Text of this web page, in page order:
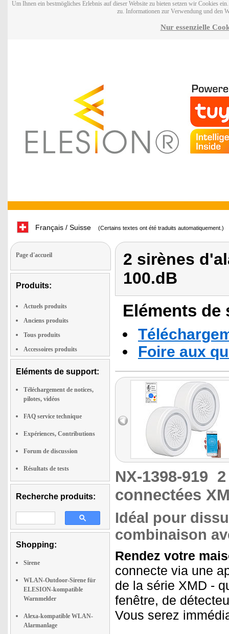
Um Ihnen ein bestmögliches Erlebnis auf dieser Website zu bieten setzen wir Cookies
zu. Informationen zur Verwendung und den
Nur essenzielle
Français / Suisse (Certains textes ont été traduits automatiquement.)
Page d'accueil
Produits:
Actuels produits
Anciens produits
Tous produits
Accessoires produits
Eléments de support:
Téléchargement de notices,
pilotes, vidéos
FAQ service technique
Expériences, Contributions
Forum de discussion
Résultats de tests
Recherche produits:
Shopping:
Sirene
WLAN-Outdoor-Sirene für
ELESION-kompatible
Warnmelder
Alexa-kompatible WLAN-
Alarmanlage
2 sirènes
100.dB
Eléments
Foire aux
NX-1398-919
connectées
Idéal pour
combinaison
Rendez votre
connecte via une
de la série XMD -
fenêtre, de
Vous serez